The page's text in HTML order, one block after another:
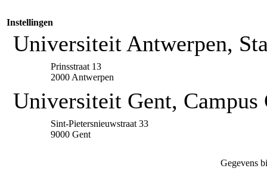
Instellingen
Universiteit Antwerpen,
Prinsstraat 13
2000 Antwerpen
Universiteit Gent, Campus
Sint-Pietersnieuwstraat 33
9000 Gent
Gegevens